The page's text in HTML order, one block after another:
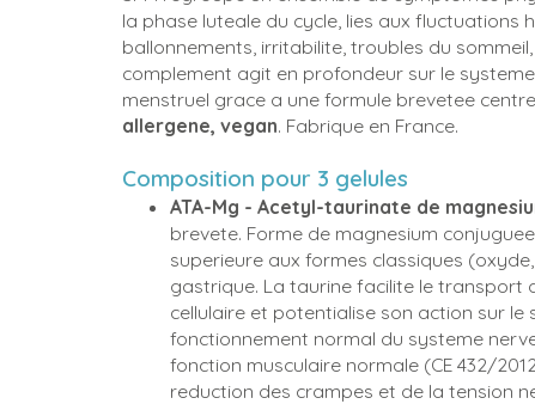
la phase luteale du cycle, lies aux fluctuations
ballonnements, irritabilite, troubles du
complement agit en profondeur sur le
menstruel grace a une formule brevetee
allergene, vegan. Fabrique en France.
Composition pour 3 gelules
ATA-Mg - Acetyl-taurinate de
brevete. Forme de magnesium
superieure aux formes classiques
gastrique. La taurine facilite le transport
cellulaire et potentialise son action sur
fonctionnement normal du systeme
fonction musculaire normale (CE 432/
reduction des crampes et de la tension